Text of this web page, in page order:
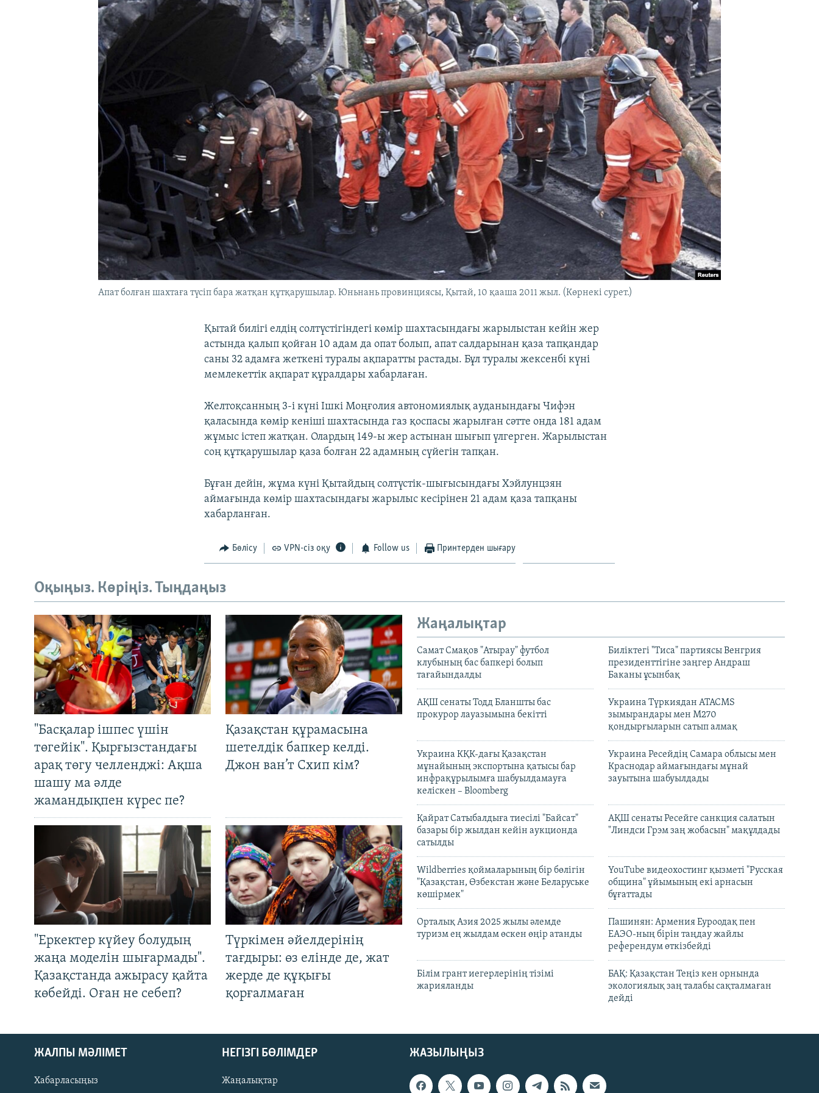
Апат болған шахтаға түсіп бара жатқан құтқарушылар. Юньнань провинциясы, Қытай, 10 қааша 2011 жыл. (Көрнекі сурет.)
Қытай билігі елдің солтүстігіндегі көмір шахтасындағы жарылыстан кейін жер
астында қалып қойған 10 адам да опат болып, апат салдарынан қаза тапқандар
саны 32 адамға жеткені туралы ақпаратты растады. Бұл туралы жексенбі күні
мемлекеттік ақпарат құралдары хабарлаған.
Желтоқсанның 3-і күні Ішкі Моңғолия автономиялық ауданындағы Чифэн
қаласында көмір кеніші шахтасында газ қоспасы жарылған сәтте онда 181 адам
жұмыс істеп жатқан. Олардың 149-ы жер астынан шығып үлгерген. Жарылыстан
соң құтқарушылар қаза болған 22 адамның сүйегін тапқан.
Бұған дейін, жұма күні Қытайдың солтүстік-шығысындағы Хэйлунцзян
аймағында көмір шахтасындағы жарылыс кесірінен 21 адам қаза тапқаны
хабарланған.
Бөлісу VPN-сіз оқу Follow us Принтерден шығару
Оқыңыз. Көріңіз. Тыңдаңыз
"Басқалар ішпес үшін
төгейік". Қырғызстандағы
арақ төгу челленджі: Ақша
шашу ма әлде
жамандықпен күрес пе?
Қазақстан құрамасына
шетелдік бапкер келді.
Джон ван’т Схип кім?
"Еркектер күйеу болудың
жаңа моделін шығармады".
Қазақстанда ажырасу қайта
көбейді. Оған не себеп?
Түркімен әйелдерінің
тағдыры: өз елінде де, жат
жерде де құқығы
қорғалмаған
Жаңалықтар
Самат Смақов "Атырау" футбол
клубының бас бапкері болып
тағайындалды
Биліктегі "Тиса" партиясы Венгрия
президенттігіне заңгер Андраш
Баканы ұсынбақ
АҚШ сенаты Тодд Бланшты бас
прокурор лауазымына бекітті
Украина Түркиядан ATACMS
зымырандары мен M270
қондырғыларын сатып алмақ
Украина КҚК-дағы Қазақстан
мұнайының экспортына қатысы бар
инфрақұрылымға шабуылдамауға
келіскен – Bloomberg
Украина Ресейдің Самара облысы мен
Краснодар аймағындағы мұнай
зауытына шабуылдады
Қайрат Сатыбалдыға тиесілі "Байсат"
базары бір жылдан кейін аукционда
сатылды
АҚШ сенаты Ресейге санкция салатын
"Линдси Грэм заң жобасын" мақұлдады
Wildberries қоймаларының бір бөлігін
"Қазақстан, Өзбекстан және Беларуське
көшірмек"
YouTube видеохостинг қызметі "Русская
община" ұйымының екі арнасын
бұғаттады
Орталық Азия 2025 жылы әлемде
туризм ең жылдам өскен өңір атанды
Пашинян: Армения Еуроодақ пен
ЕАЭО-ның бірін таңдау жайлы
референдум өткізбейді
Білім грант иегерлерінің тізімі
жарияланды
БАҚ: Қазақстан Теңіз кен орнында
экологиялық заң талабы сақталмаған
дейді
ЖАЗЫЛЫҢЫЗ
ЖАЛПЫ МӘЛІМЕТ
Хабарласыңыз
НЕГІЗГІ БӨЛІМДЕР
Жаңалықтар